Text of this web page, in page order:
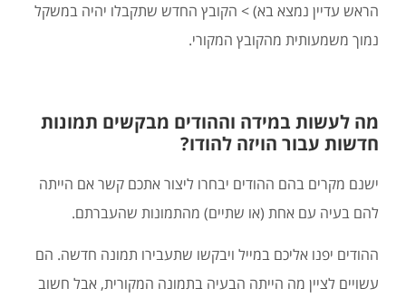
הראש עדיין נמצא בא) > הקובץ החדש שתקבלו יהיה במשקל
נמוך משמעותית מהקובץ המקורי.
מה לעשות במידה וההודים מבקשים תמונות
חדשות עבור הויזה להודו?
ישנם מקרים בהם ההודים יבחרו ליצור אתכם קשר אם הייתה
להם בעיה עם אחת (או שתיים) מהתמונות שהעברתם.
ההודים יפנו אליכם במייל ויבקשו שתעבירו תמונה חדשה. הם
עשויים לציין מה הייתה הבעיה בתמונה המקורית, אבל חשוב